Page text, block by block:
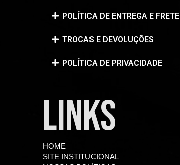
POLÍTICA DE ENTREGA E FRETE
TROCAS E DEVOLUÇÕES
POLÍTICA DE PRIVACIDADE
LINKS
HOME
SITE INSTITUCIONAL